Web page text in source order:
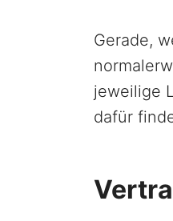
Gerade,
jeweilige
dafür